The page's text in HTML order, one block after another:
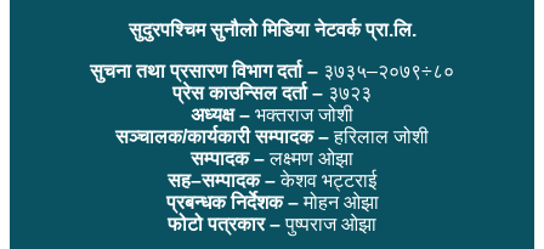
सुदुरपश्चिम सुनौलो मिडिया नेटवर्क प्रा.लि.
सुचना तथा प्रसारण विभाग दर्ता – ३७३५–२०७९÷८०
प्रेस काउन्सिल दर्ता – ३७२३
अध्यक्ष – भक्तराज जोशी
सञ्चालक/कार्यकारी सम्पादक –हरिलाल जोशी
सम्पादक –लक्ष्मण ओझा
सह–सम्पादक –केशव भट्टराई
प्रबन्धक निर्देशक –मोहन ओझा
फोटो पत्रकार –पुष्पराज ओझा